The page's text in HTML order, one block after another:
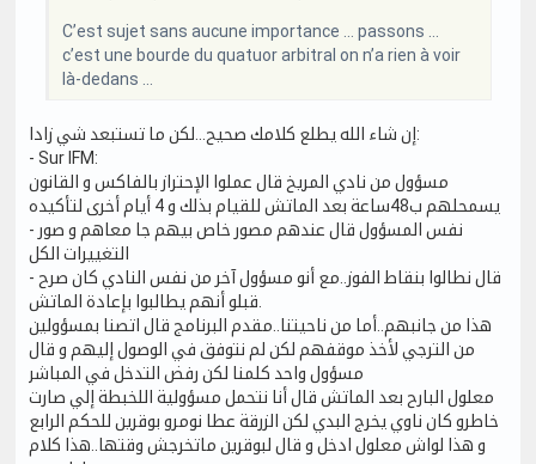
C’est sujet sans aucune importance … passons …
c’est une bourde du quatuor arbitral on n’a rien à voir
là-dedans …
إن شاء الله يطلع كلامك صحيح...لكن ما تستبعد شي زادا:
- Sur IFM:
مسؤول من نادي المريخ قال عملوا الإحتراز بالفاكس و القانون
يسمحلهم ب48ساعة بعد الماتش للقيام بذلك و 4 أيام أخرى لتأكيده
- نفس المسؤول قال عندهم مصور خاص بيهم جا معاهم و صور
التغييرات الكل
- قال نطالوا بنقاط الفوز..مع أنو مسؤول آخر من نفس النادي كان صرح
هذا من جانبهم..أما من ناحيتنا..مقدم البرنامج قال اتصنا بمسؤولين
من الترجي لأخذ موقفهم لكن لم نتوفق في الوصول إليهم و قال
مسؤول واحد كلمنا لكن رفض التدخل في المباشر
معلول البارح بعد الماتش قال أنا نتحمل مسؤولية اللخبطة إلي صارت
خاطرو كان ناوي يخرج البدي لكن الزرقة عطا نومرو بوقرين للحكم الرابع
و هذا لواش معلول ادخل و قال لبوقرين ماتخرجش وقتها..هذا كلام